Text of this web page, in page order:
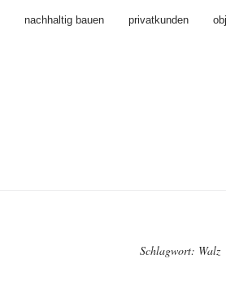
nachhaltig bauen privatkunden
Schlagwort: Walz